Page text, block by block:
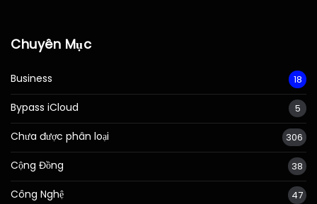
Chuyên Mục
Business 18
Bypass iCloud 5
Chưa được phân loại 306
Cộng Đồng 38
Công Nghệ 47